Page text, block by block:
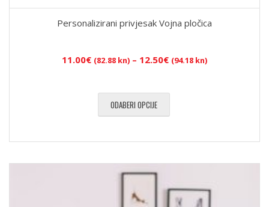
Personalizirani privjesak Vojna pločica
11.00€ (82.88 kn) – 12.50€ (94.18 kn)Raspon
12.50€
kn)
ODABERI OPCIJE